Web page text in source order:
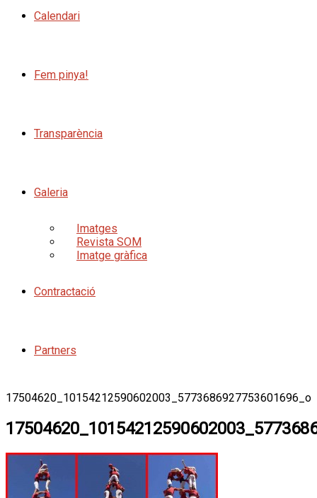
Calendari
Fem pinya!
Transparència
Galeria
Imatges
Revista SOM
Imatge gràfica
Contractació
Partners
17504620_10154212590602003_5773686927753601696_o